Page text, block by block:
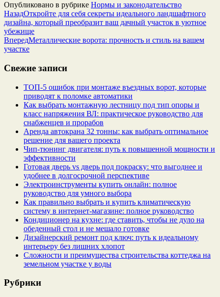
Опубликовано в рубрике Нормы и законодательство
НазадОткройте для себя секреты идеального ландшафтного
дизайна, который преобразит ваш дачный участок в уютное
убежище
ВпередМеталлические ворота: прочность и стиль на вашем
участке
Свежие записи
ТОП-5 ошибок при монтаже въездных ворот, которые
приводят к поломке автоматики
Как выбрать монтажную лестницу под тип опоры и
класс напряжения ВЛ: практическое руководство для
снабженцев и прорабов
Аренда автокрана 32 тонны: как выбрать оптимальное
решение для вашего проекта
Чип‑тюнинг двигателя: путь к повышенной мощности и
эффективности
Готовая дверь vs дверь под покраску: что выгоднее и
удобнее в долгосрочной перспективе
Электроинструменты купить онлайн: полное
руководство для умного выбора
Как правильно выбрать и купить климатическую
систему в интернет‑магазине: полное руководство
Кондиционер на кухне: где ставить, чтобы не дуло на
обеденный стол и не мешало готовке
Дизайнерский ремонт под ключ: путь к идеальному
интерьеру без лишних хлопот
Сложности и преимущества строительства коттеджа на
земельном участке у воды
Рубрики